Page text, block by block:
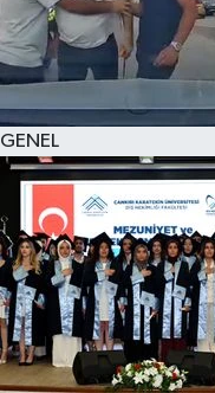
GENEL
KÜLTÜR SANAT
SAĞLIK
SİYASET
SPOR
TEKNOLOJİ